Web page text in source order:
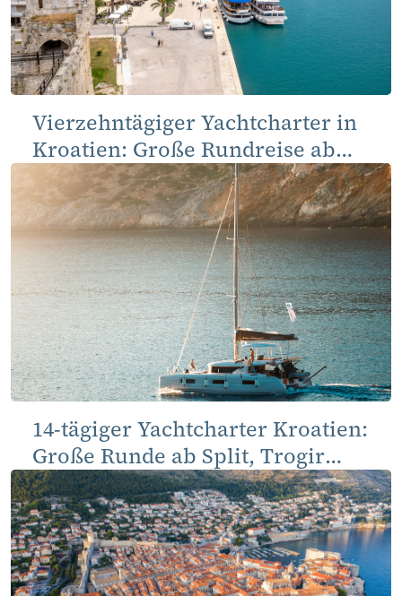
Vierzehntägiger Yachtcharter in
Kroatien: Große Rundreise ab
Split, Trogir und Kaštela
14-tägiger Yachtcharter Kroatien:
Große Runde ab Split, Trogir
oder Kaštela bis Dubrovnik